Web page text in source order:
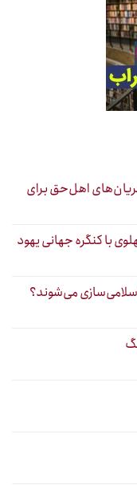
اهل‌حق برای
با کنگره جهانی یهود
می‌شوند؟